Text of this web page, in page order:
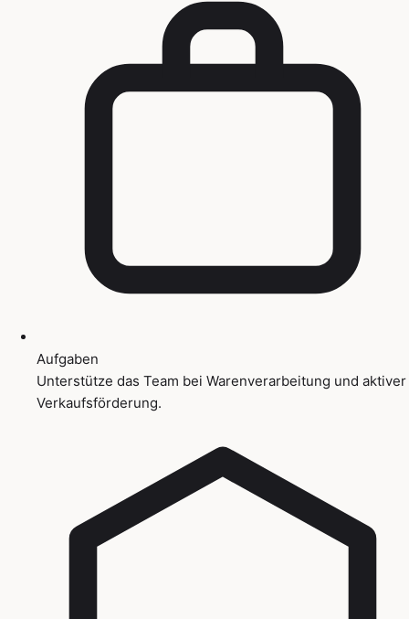
Aufgaben
Unterstütze das Team bei Warenverarbeitung und aktiver
Verkaufsförderung.